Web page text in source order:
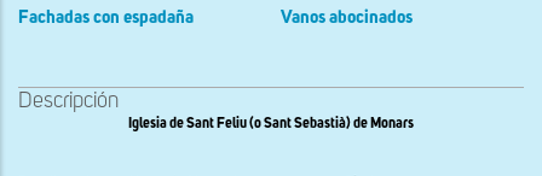
Fachadas con espadaña Vanos abocinados
Descripción
Iglesia de Sant Feliu (o Sant Sebastià) de Monars